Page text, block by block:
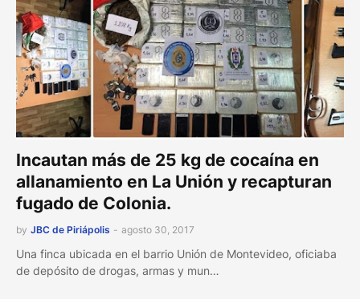
Incautan más de 25 kg de cocaína en
allanamiento en La Unión y recapturan
fugado de Colonia.
by JBC de Piriápolis - agosto 30, 2017
Una finca ubicada en el barrio Unión de Montevideo, oficiaba
de depósito de drogas, armas y mun…